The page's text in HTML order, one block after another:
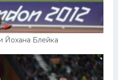
Йохана Блейка